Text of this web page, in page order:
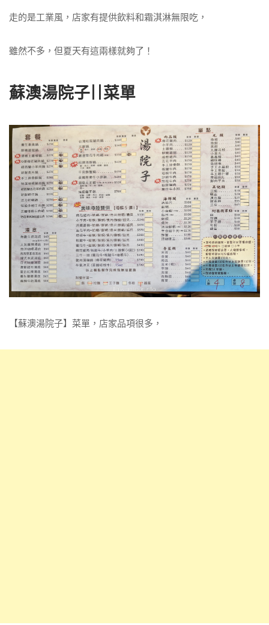
走的是工業風，店家有提供飲料和霜淇淋無限吃，
雖然不多，但夏天有這兩樣就夠了！
蘇澳湯院子||菜單
【蘇澳湯院子】菜單，店家品項很多，